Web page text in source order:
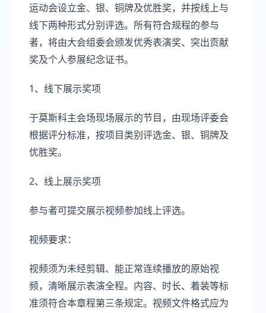
运动会设立金、银、铜牌及优胜奖，并按线上与
线下两种形式分别评选。所有符合规程的参与
者，将由大会组委会颁发优秀表演奖、突出贡献
奖及个人参展纪念证书。
1、线下展示奖项
于莫斯科主会场现场展示的节目，由现场评委会
根据评分标准，按项目类别评选金、银、铜牌及
优胜奖。
2、线上展示奖项
参与者可提交展示视频参加线上评选。
视频要求：
视频须为未经剪辑、能正常连续播放的原始视
频，清晰展示表演全程。内容、时长、着装等标
准须符合本章程第三条规定。视频文件格式应为